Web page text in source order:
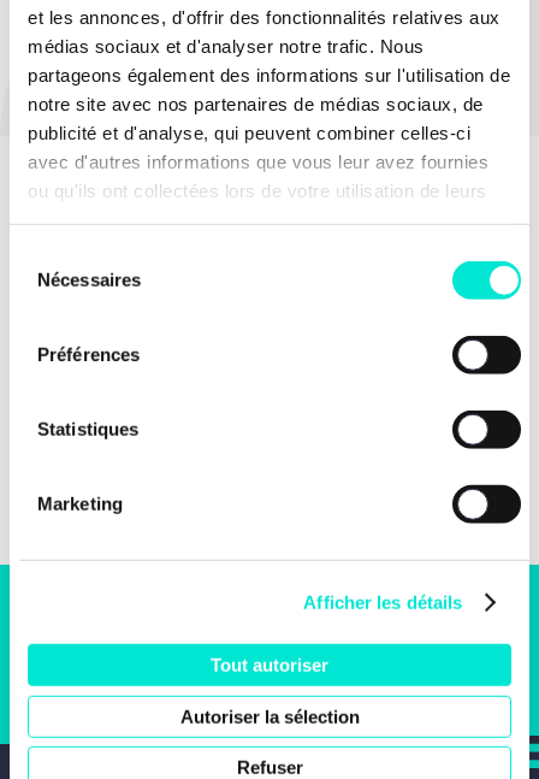
et les annonces, d'offrir des fonctionnalités relatives aux
médias sociaux et d'analyser notre trafic. Nous
partageons également des informations sur l'utilisation de
notre site avec nos partenaires de médias sociaux, de
publicité et d'analyse, qui peuvent combiner celles-ci
avec d'autres informations que vous leur avez fournies
ou qu'ils ont collectées lors de votre utilisation de leurs
Nécessaires
Préférences
Statistiques
Marketing
Afficher les détails
Tout autoriser
Autoriser la sélection
Refuser
S'engager
JE SOUHAITE M'ENGAGER